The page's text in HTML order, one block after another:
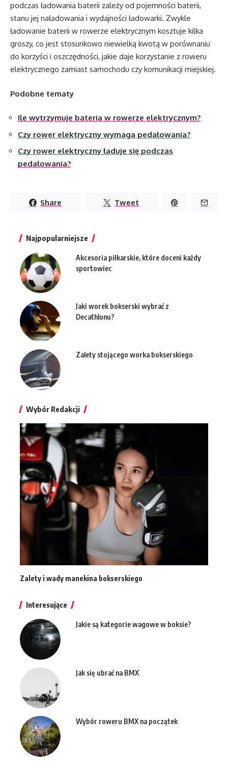
podczas ładowania baterii zależy od pojemności baterii,
stanu jej naładowania i wydajności ładowarki. Zwykle
ładowanie baterii w rowerze elektrycznym kosztuje kilka
groszy, co jest stosunkowo niewielką kwotą w porównaniu
do korzyści i oszczędności, jakie daje korzystanie z roweru
elektrycznego zamiast samochodu czy komunikacji miejskiej.
Podobne tematy
Ile wytrzymuje bateria w rowerze elektrycznym?
Czy rower elektryczny wymaga pedałowania?
Czy rower elektryczny ładuje się podczas
pedałowania?
Share Tweet
Najpopularniejsze
Akcesoria piłkarskie, które doceni każdy
sportowiec
Jaki worek bokserski wybrać z
Decathlonu?
Zalety stojącego worka bokserskiego
Wybór Redakcji
Zalety i wady manekina bokserskiego
Interesujące
Jakie są kategorie wagowe w boksie?
Jak się ubrać na BMX
Wybór roweru BMX na początek